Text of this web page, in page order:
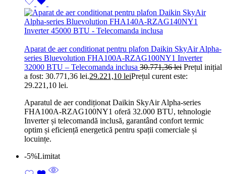
Aparat de aer conditionat pentru plafon Daikin SkyAir Alpha-
series Bluevolution FHA100A-RZAG100NY1 Inverter
32000 BTU – Telecomanda inclusa 30.771,36lei Prețul inițial
a fost: 30.771,36 lei.29.221,10 leiPrețul curent este:
29.221,10 lei.
Aparatul de aer condiționat Daikin SkyAir Alpha-series
FHA100A-RZAG100NY1 oferă 32.000 BTU, tehnologie
Inverter și telecomandă inclusă, garantând confort termic
optim și eficiență energetică pentru spații comerciale și
locuințe.
-5%Limitat